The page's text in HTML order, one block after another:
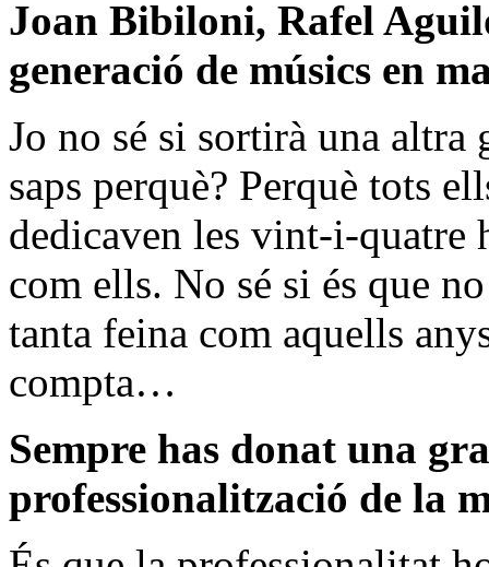
Joan Bibiloni, Rafel
generació de músics en
Jo no sé si sortirà una altra
saps perquè? Perquè tots
dedicaven les vint-i-quatre
com ells. No sé si és que
tanta feina com aquells
compta…
Sempre has donat una
professionalització de la